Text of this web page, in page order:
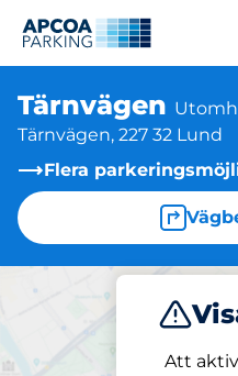
Tärnvägen
Tärnvägen, 227 32 Lund
Flera
Att